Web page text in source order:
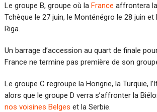
Le groupe B, groupe où la France affrontera
Tchèque le 27 juin, le Monténégro le 28 juin et
Riga.
Un barrage d’accession au quart de finale
France ne termine pas première de son
Le groupe C regroupe la Hongrie, la Turquie,
alors que le groupe D verra s’affronter la
nos voisines Belges et la Serbie.